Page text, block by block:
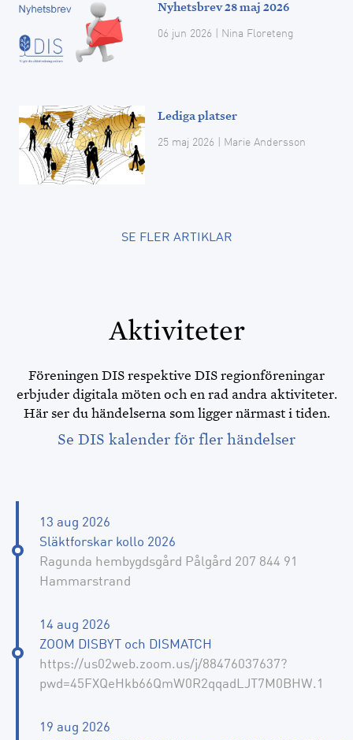
Nyhetsbrev 28 maj 2026
06 jun 2026 | Nina Floreteng
Lediga platser
25 maj 2026 | Marie Andersson
SE FLER ARTIKLAR
Aktiviteter
Föreningen DIS respektive DIS regionföreningar
erbjuder digitala möten och en rad andra aktiviteter.
Här ser du händelserna som ligger närmast i tiden.
Se DIS kalender för fler händelser
13 aug 2026
Släktforskar kollo 2026
Ragunda hembygdsgård Pålgård 207 844 91
Hammarstrand
14 aug 2026
ZOOM DISBYT och DISMATCH
https://us02web.zoom.us/j/88476037637?
pwd=45FXQeHkb66QmW0R2qqadLJT7M0BHW.1
19 aug 2026